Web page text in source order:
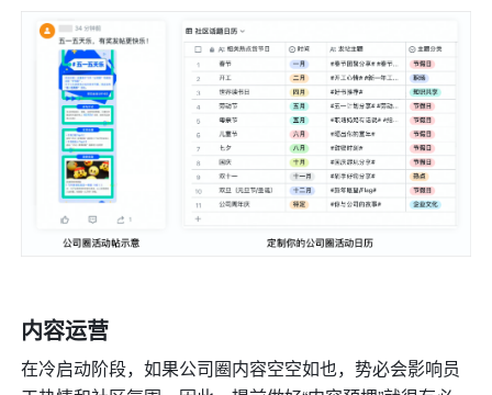
内容运营
在冷启动阶段，如果公司圈内容空空如也，势必会影响员